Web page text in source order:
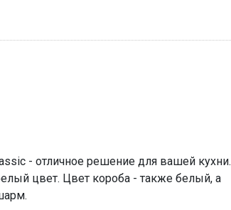
- отличное решение для вашей кухни.
цвет. Цвет короба - также белый, а